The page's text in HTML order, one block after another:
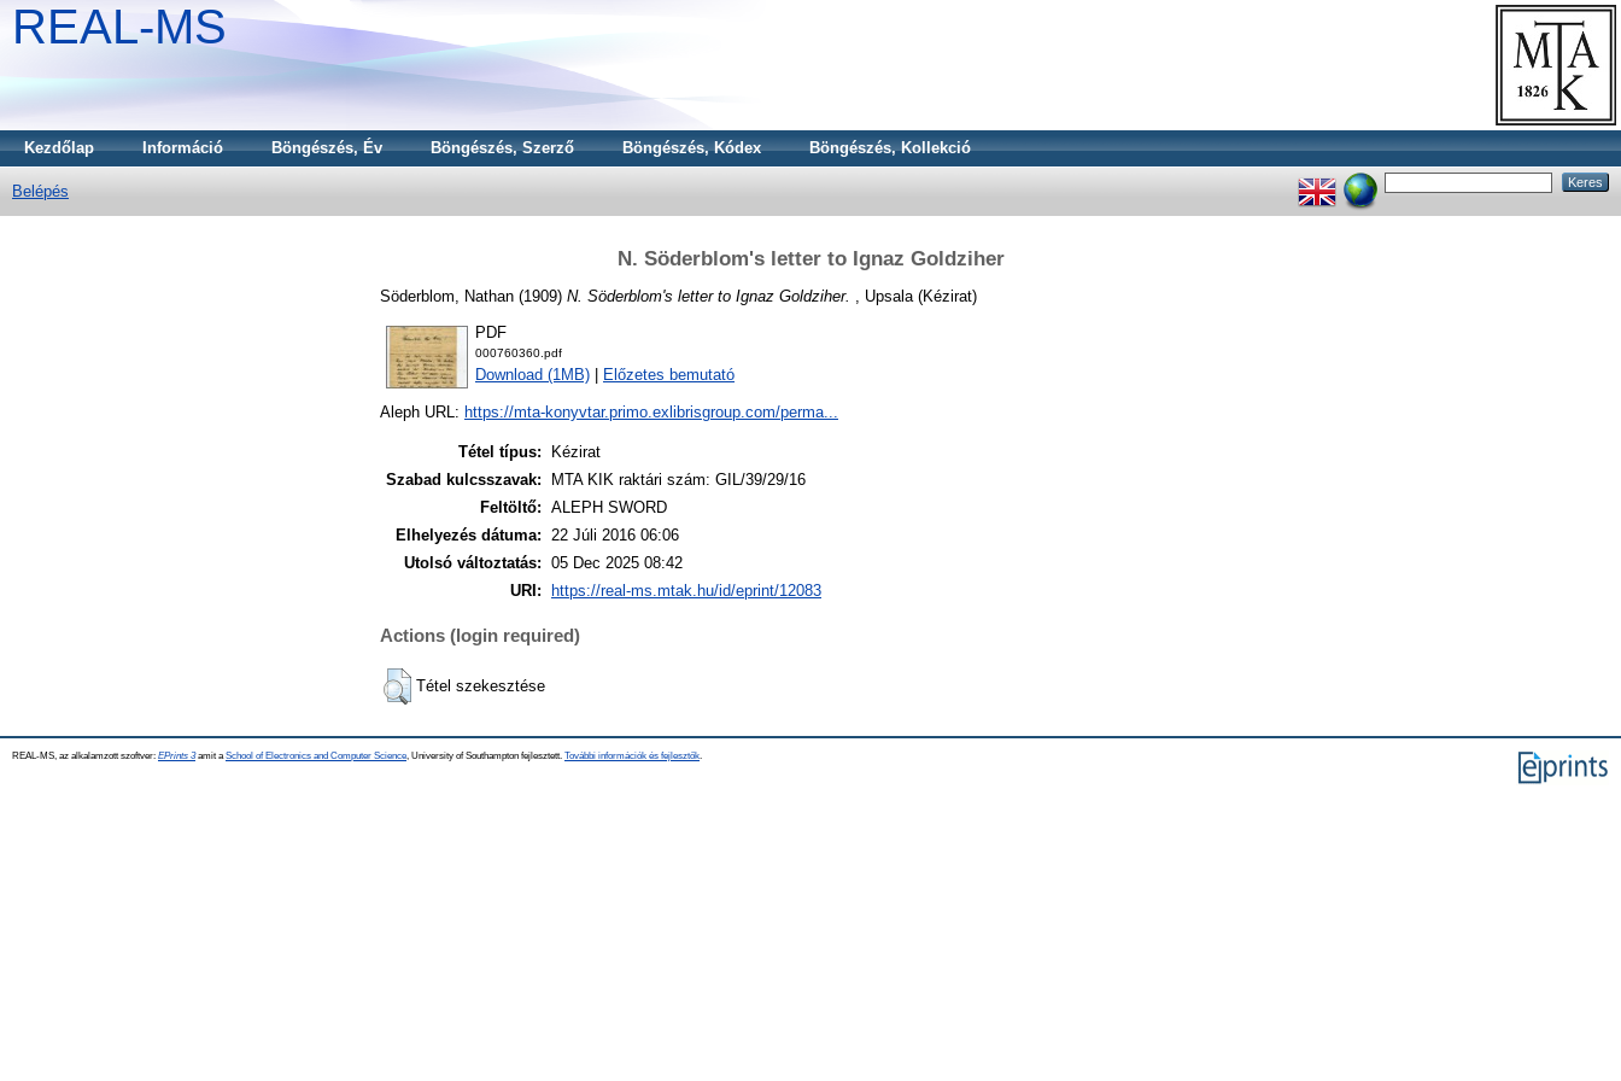
REAL-MS
Kezdőlap Információ Böngészés, Év Böngészés, Szerző Böngészés, Kódex Böngészés, Kollekció
Belépés
N. Söderblom's letter to Ignaz Goldziher
Söderblom, Nathan (1909) N. Söderblom's letter to Ignaz Goldziher. , Upsala (Kézirat)
PDF
000760360.pdf
Download (1MB) Előzetes bemutató
Aleph URL: https://mta-konyvtar.primo.exlibrisgroup.com/perma...
Tétel típus:
Kézirat
Szabad kulcsszavak:
MTA KIK raktári szám: GIL/39/29/16
Feltöltő: ALEPH SWORD
Elhelyezés dátuma: 22 Júli 2016 06:06
Utolsó változtatás: 05 Dec 2025 08:42
URI:
https://real-ms.mtak.hu/id/eprint/12083
Actions (login required)
Tétel szekesztése
REAL-MS, az alkalamzott szoftver: EPrints 3amit a School of Electronics and Computer Science , University of Southampton fejlesztett. További információk és fejlesztők